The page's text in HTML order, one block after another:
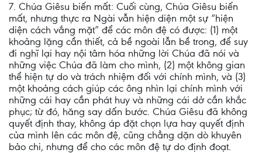
7. Chúa Giêsu biến mất: Cuối cùng, Chúa Giêsu biến
mất, nhưng thực ra Ngài vẫn hiện diện một sự “hiện
diện cách vắng mặt” để các môn đệ có được: (1) một
khoảng lặng cần thiết, cả bề ngoài lẫn bề trong, để suy
đi nghĩ lại hay nội tâm hóa những lời Chúa đã nói và
những việc Chúa đã làm cho mình, (2) một không gian
thể hiện tự do và trách nhiệm đối với chính mình, và (3)
một khoảng cách giúp các ông nhìn lại chính mình với
những cái hay cần phát huy và những cái dở cần khắc
phục; từ đó, hăng say dấn bước. Chúa Giêsu đã không
quyết định thay, không áp đặt chọn lựa hay quyết định
của mình lên các môn đệ, cũng chẳng dặn dò khuyên
bảo chi, nhưng để cho các môn đệ tự do định đoạt.